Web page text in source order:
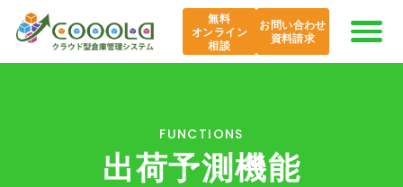
無料
オンライン
相談
お問い合わせ
資料請求
FUNCTIONS
出荷予測機能